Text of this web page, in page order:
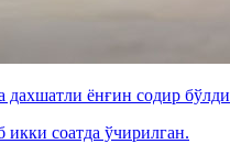
дахшатли ёнғин содир бўлди
икки соатда ўчирилган.